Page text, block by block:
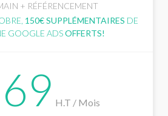
+ RÉFÉRENCEMENT
150€ SUPPLÉMENTAIRES DE
GOOGLE ADSOFFERTS!
H.T / Mois